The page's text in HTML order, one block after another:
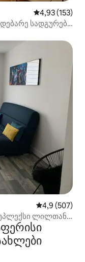
საშუალო
4,93 (153)
სადგურები
საშუალო
4,9 (507)
ლილთან